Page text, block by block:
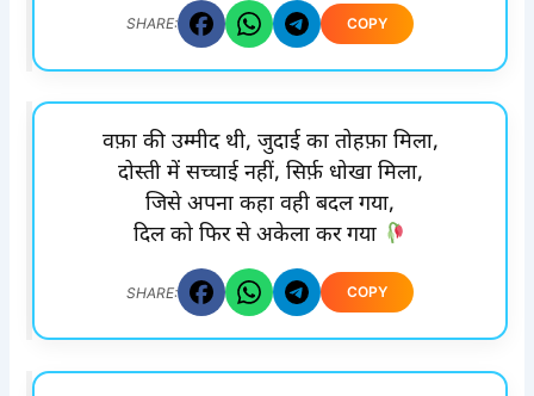
SHARE: COPY
वफ़ा की उम्मीद थी, जुदाई का तोहफ़ा मिला,
दोस्ती में सच्चाई नहीं, सिर्फ़ धोखा मिला,
जिसे अपना कहा वही बदल गया,
दिल को फिर से अकेला कर गया
SHARE: COPY